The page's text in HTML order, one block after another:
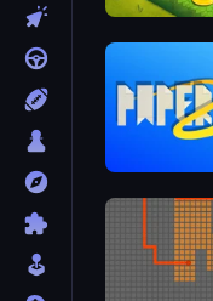
Park Town